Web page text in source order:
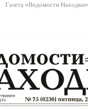
Газета «Ведомости Находки»